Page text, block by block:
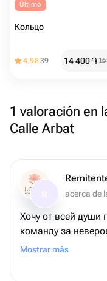
Último
Кольцо
4.9839 14 400֏
1 valoración en
Calle Arbat
acerca de
Хочу от всей души
команду за
внимание к деталям! ❤️ Для
Mostrar más